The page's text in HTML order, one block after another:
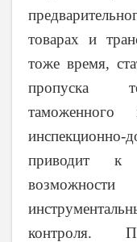
товарах и
тоже время,
пропуска
приводит к
контроля.